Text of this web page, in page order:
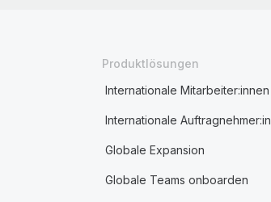
Produktlösungen
Internationale Mitarbeiter:innen
Internationale
Globale Expansion
Globale Teams onboarden